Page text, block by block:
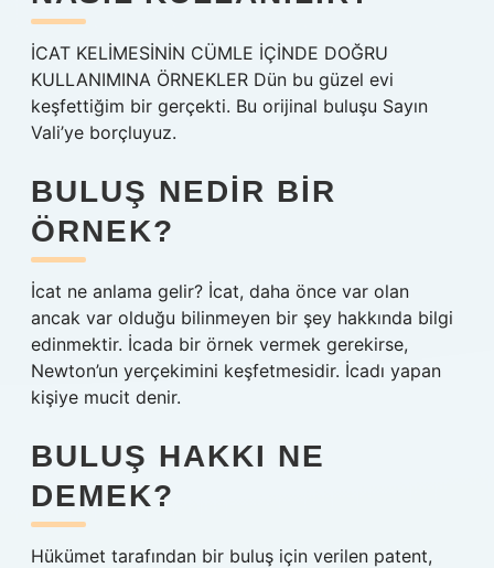
İCAT KELİMESİNİN CÜMLE İÇİNDE DOĞRU
KULLANIMINA ÖRNEKLER Dün bu güzel evi
keşfettiğim bir gerçekti. Bu orijinal buluşu Sayın
Vali’ye borçluyuz.
BULUŞ NEDIR BIR
ÖRNEK?
İcat ne anlama gelir? İcat, daha önce var olan
ancak var olduğu bilinmeyen bir şey hakkında bilgi
edinmektir. İcada bir örnek vermek gerekirse,
Newton’un yerçekimini keşfetmesidir. İcadı yapan
kişiye mucit denir.
BULUŞ HAKKI NE
DEMEK?
Hükümet tarafından bir buluş için verilen patent,